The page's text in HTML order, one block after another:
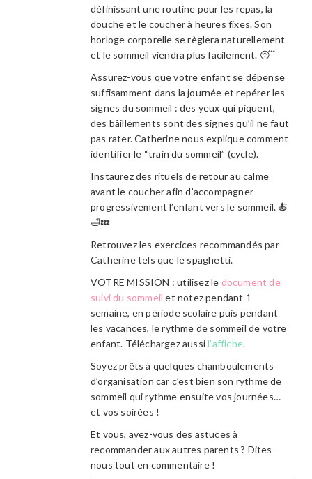
définissant une routine pour les repas, la
douche et le coucher à heures fixes. Son
horloge corporelle se règlera naturellement
et le sommeil viendra plus facilement. 😴
Assurez-vous que votre enfant se dépense
suffisamment dans la journée et repérer les
signes du sommeil : des yeux qui piquent,
des bâillements sont des signes qu’il ne faut
pas rater. Catherine nous explique comment
identifier le “train du sommeil” (cycle).
Instaurez des rituels de retour au calme
avant le coucher afin d’accompagner
progressivement l’enfant vers le sommeil. 🍝
🛁💤
Retrouvez les exercices recommandés par
Catherine tels que le spaghetti.
VOTRE MISSION : utilisez le document de
suivi du sommeil et notez pendant 1
semaine, en période scolaire puis pendant
les vacances, le rythme de sommeil de votre
enfant. Téléchargez aussil’affiche.
Soyez prêts à quelques chamboulements
d’organisation car c’est bien son rythme de
sommeil qui rythme ensuite vos journées…
et vos soirées !
Et vous, avez-vous des astuces à
recommander aux autres parents ? Dites-
nous tout en commentaire !